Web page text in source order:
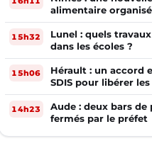
alimentaire
Ouverte
15h32
Lunel : quels
dans les écoles ?
15h06
Hérault : un accord
SDIS pour libérer
volontaires
14h23
Aude : deux bars de
fermés par le préfet